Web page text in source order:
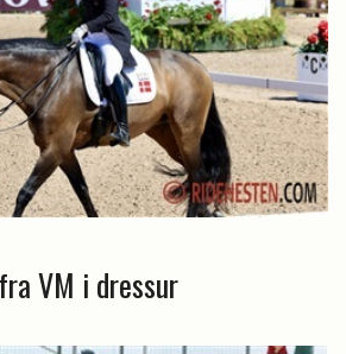
VM i dressur